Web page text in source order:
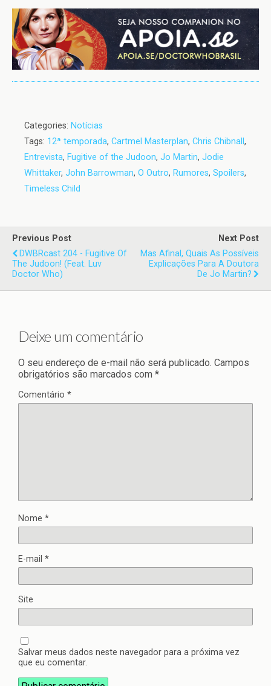
Categories: Notícias
Tags: 12ª temporada, Cartmel Masterplan, Chris Chibnall ,
Entrevista, Fugitive of the Judoon, Jo Martin, Jodie
Whittaker, John Barrowman, O Outro, Rumores, Spoilers,
Timeless Child
Previous Post
DWBRcast 204 - Fugitive Of
The Judoon! (feat. Luv
Doctor Who)
Next Post
Mas Afinal, Quais As Possíveis
Explicações Para A Doutora
De Jo Martin?
Deixe um comentário
O seu endereço de e-mail não será publicado. Campos
obrigatórios são marcados com *
Comentário *
Nome *
E-mail *
Site
Salvar meus dados neste navegador para a próxima vez
que eu comentar.